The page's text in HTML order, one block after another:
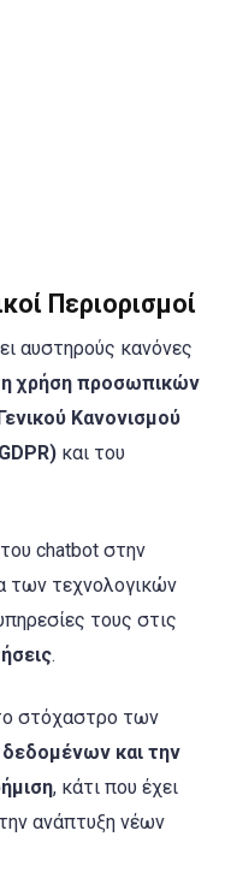
Περιορισμοί
αυστηρούς κανόνες
χρήση προσωπικών
Κανονισμού
και του
chatbot στην
των τεχνολογικών
τους στις
.
στόχαστρο των
δεδομένων και την
, κάτι που έχει
ανάπτυξη νέων